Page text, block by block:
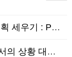
Your Travel
with Situa…